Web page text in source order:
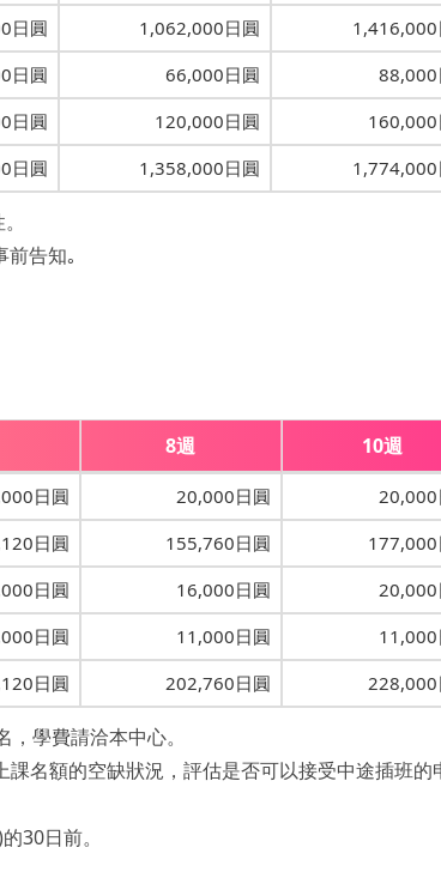
日圓 1,062,000日圓
1,416,000
日圓 66,000日圓
88,000
日圓 120,000日圓
160,000
日圓 1,358,000日圓 1,774,000
告知｡
8週 10週
日圓 20,000日圓
20,000
日圓 155,760日圓
177,000
日圓 16,000日圓
20,000
日圓 11,000日圓
11,000
日圓 202,760日圓 228,000
學費請洽本中心。
名額的空缺狀況，評估是否可以接受中途插班的
30日前。